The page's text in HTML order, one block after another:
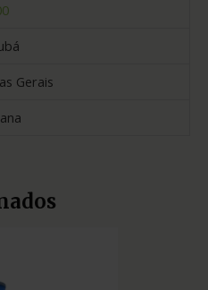
Gerais